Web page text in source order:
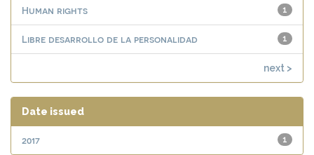
1
Human rights
1
Libre desarrollo de la personalidad
next >
Date issued
1
2017